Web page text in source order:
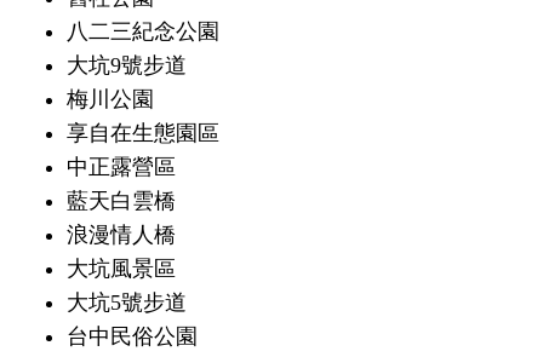
八二三紀念公園
大坑9號步道
梅川公園
享自在生態園區
中正露營區
藍天白雲橋
浪漫情人橋
大坑風景區
大坑5號步道
台中民俗公園